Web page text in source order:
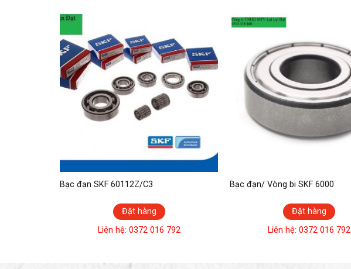
Bạc đạn SKF 60112Z/C3
Đặt hàng
Liên hệ: 0372 016 792
Bạc đạn/ Vòng bi SKF 6000
Đặt hàng
Liên hệ: 0372 016 792